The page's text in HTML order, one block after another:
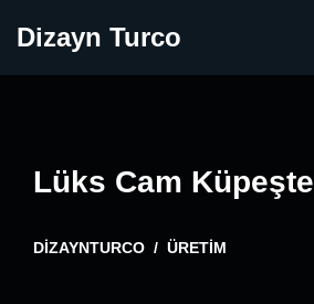
Dizayn Turco
Lüks Cam Küpeşte
DIZAYNTURCO ÜRETIM